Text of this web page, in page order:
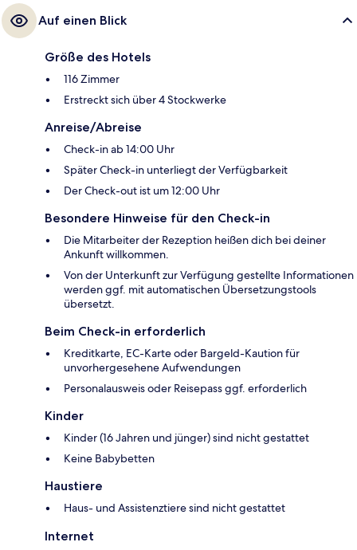
Auf einen Blick
Größe des Hotels
116 Zimmer
Erstreckt sich über 4 Stockwerke
Anreise/Abreise
Check-in ab 14:00 Uhr
Später Check-in unterliegt der Verfügbarkeit
Der Check-out ist um 12:00 Uhr
Besondere Hinweise für den Check-in
Die Mitarbeiter der Rezeption heißen dich bei deiner
Ankunft willkommen.
Von der Unterkunft zur Verfügung gestellte Informationen
werden ggf. mit automatischen Übersetzungstools
übersetzt.
Beim Check-in erforderlich
Kreditkarte, EC-Karte oder Bargeld-Kaution für
unvorhergesehene Aufwendungen
Personalausweis oder Reisepass ggf. erforderlich
Kinder
Kinder (16 Jahren und jünger) sind nicht gestattet
Keine Babybetten
Haustiere
Haus- und Assistenztiere sind nicht gestattet
Internet